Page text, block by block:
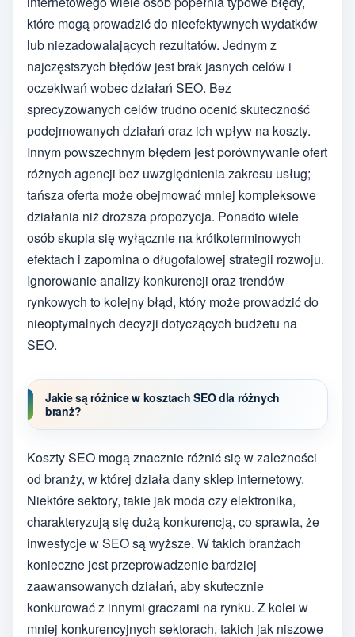
które mogą prowadzić do nieefektywnych wydatków
lub niezadowalających rezultatów. Jednym z
najczęstszych błędów jest brak jasnych celów i
oczekiwań wobec działań SEO. Bez
sprecyzowanych celów trudno ocenić skuteczność
podejmowanych działań oraz ich wpływ na koszty.
Innym powszechnym błędem jest porównywanie ofert
różnych agencji bez uwzględnienia zakresu usług;
tańsza oferta może obejmować mniej kompleksowe
działania niż droższa propozycja. Ponadto wiele
osób skupia się wyłącznie na krótkoterminowych
efektach i zapomina o długofalowej strategii rozwoju.
Ignorowanie analizy konkurencji oraz trendów
rynkowych to kolejny błąd, który może prowadzić do
nieoptymalnych decyzji dotyczących budżetu na
SEO.
Jakie są różnice w kosztach SEO dla różnych
branż?
Koszty SEO mogą znacznie różnić się w zależności
od branży, w której działa dany sklep internetowy.
Niektóre sektory, takie jak moda czy elektronika,
charakteryzują się dużą konkurencją, co sprawia, że
inwestycje w SEO są wyższe. W takich branżach
konieczne jest przeprowadzenie bardziej
zaawansowanych działań, aby skutecznie
konkurować z innymi graczami na rynku. Z kolei w
mniej konkurencyjnych sektorach, takich jak niszowe